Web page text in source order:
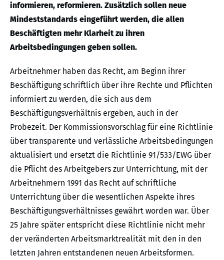
informieren, reformieren. Zusätzlich sollen neue
Mindeststandards eingeführt werden, die allen
Beschäftigten mehr Klarheit zu ihren
Arbeitsbedingungen geben sollen.
Arbeitnehmer haben das Recht, am Beginn ihrer
Beschäftigung schriftlich über ihre Rechte und Pflichten
informiert zu werden, die sich aus dem
Beschäftigungsverhältnis ergeben, auch in der
Probezeit. Der Kommissionsvorschlag für eine Richtlinie
über transparente und verlässliche Arbeitsbedingungen
aktualisiert und ersetzt die Richtlinie 91/533/EWG über
die Pflicht des Arbeitgebers zur Unterrichtung, mit der
Arbeitnehmern 1991 das Recht auf schriftliche
Unterrichtung über die wesentlichen Aspekte ihres
Beschäftigungsverhältnisses gewährt worden war. Über
25 Jahre später entspricht diese Richtlinie nicht mehr
der veränderten Arbeitsmarktrealität mit den in den
letzten Jahren entstandenen neuen Arbeitsformen.